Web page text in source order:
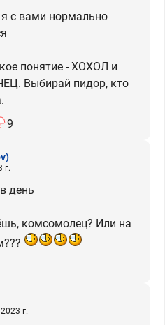
с вами нормально
понятие - ХОХОЛ и
Выбирай пидор, кто
9
г.
день
комсомолец? Или на
г.